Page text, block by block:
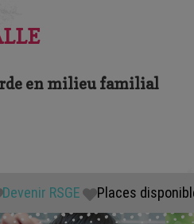
en milieu familial
Devenir RSGE Places